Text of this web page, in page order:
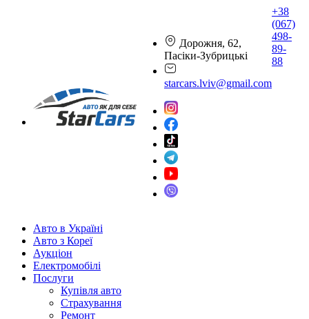
Дорожня, 62,
Пасіки-Зубрицькі
starcars.lviv@gmail.com
+38
(067)
498-
89-
88
Авто в Україні
Авто з Кореї
Аукціон
Електромобілі
Послуги
Купівля авто
Страхування
Ремонт